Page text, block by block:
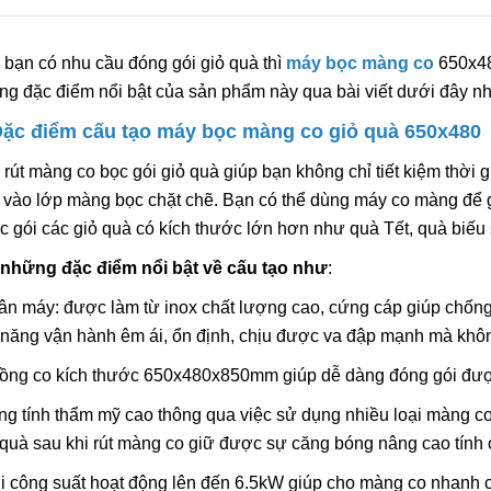
bạn có nhu cầu đóng gói giỏ quà thì máy bọc màng co
đặc điểm nổi bật của sản phẩm này qua bài viết dưới đây
điểm cấu tạo máy bọc màng co giỏ quà 650x480
rút màng co bọc gói giỏ quà giúp bạn không chỉ tiết kiệm thời
lớp màng bọc chặt chẽ. Bạn có thể dùng máy co màng
gói các giỏ quà có kích thước lớn hơn như quà Tết, quà biếu
đặc điểm nổi bật về cấu tạo như:
máy: được làm từ inox chất lượng cao, cứng cáp giúp
vận hành êm ái, ổn định, chịu được va đập mạnh mà
co kích thước 650x480x850mm giúp dễ dàng đóng gói
tính thẩm mỹ cao thông qua việc sử dụng nhiều loại màng
sau khi rút màng co giữ được sự căng bóng nâng cao tính
công suất hoạt động lên đến 6.5kW giúp cho màng co
6.600.000đ
Chọn sản
Máy Đóng Đai
15.900.000đ
Chọn sản
Máy Viền Mí Lon
Động TDFJ-160
13.700.000đ